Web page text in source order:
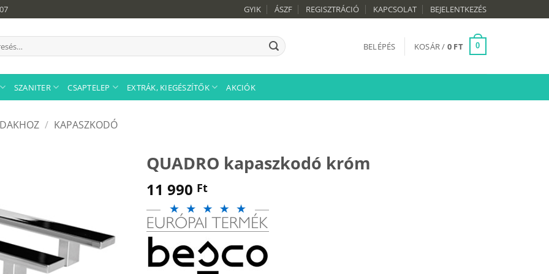
GYIK ÁSZF REGISZTRÁCIÓ KAPCSOLAT BEJELENTKEZÉS
BELÉPÉS KOSÁR / 0 FT 0
SZANITER CSAPTELEP EXTRÁK, KIEGÉSZÍTŐK AKCIÓK
/ KAPASZKODÓ
QUADRO kapaszkodó króm
11 990 Ft